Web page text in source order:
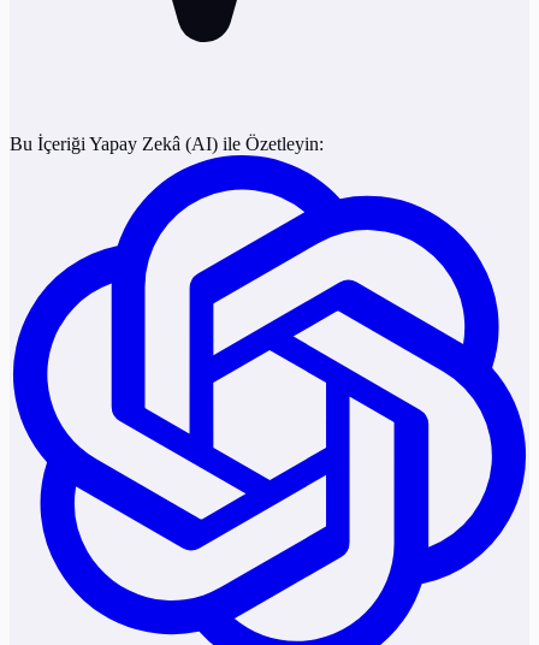
Bu İçeriği Yapay Zekâ (AI) ile Özetleyin: